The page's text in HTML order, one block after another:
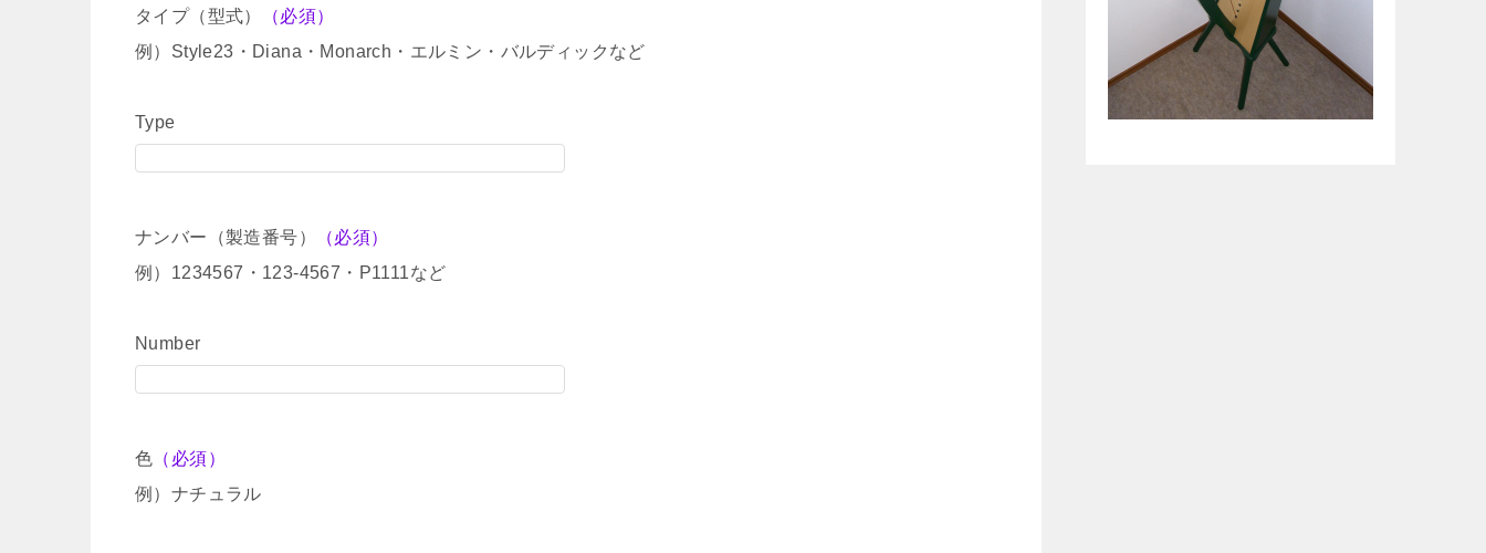
タイプ（型式）
（必須）
例）Style23・Diana・Monarch・エルミン・バルディックなど
Type
ナンバー（製造番号）
（必須）
例）1234567・123-4567・P1111など
Number
色 （必須）
例）ナチュラル